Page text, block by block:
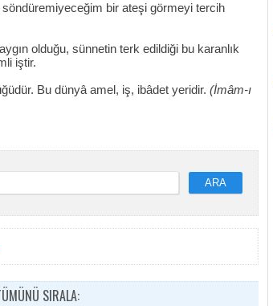
bir ateşi görmeyi tercih
olduğu, sünnetin terk edildiği bu karanlık
iştir.
Bu dünyâ amel, iş, ibâdet yeridir. (İmâm-ı
ARA
SIRALA: